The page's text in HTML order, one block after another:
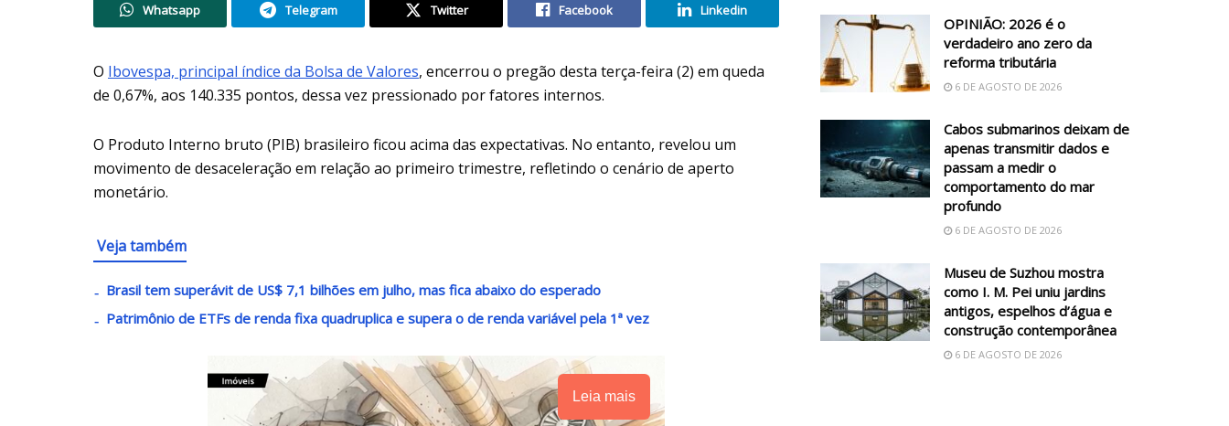
Whatsapp Telegram Twitter Facebook Linkedin
O Ibovespa, principal índice da Bolsa de Valores, encerrou o pregão desta terça-feira (2) em queda
de 0,67%, aos 140.335 pontos, dessa vez pressionado por fatores internos.
O Produto Interno bruto (PIB) brasileiro ficou acima das expectativas. No entanto, revelou um
movimento de desaceleração em relação ao primeiro trimestre, refletindo o cenário de aperto
monetário.
Veja também
Brasil tem superávit de US$ 7,1 bilhões em julho, mas fica abaixo do esperado
Patrimônio de ETFs de renda fixa quadruplica e supera o de renda variável pela 1ª vez
Leia mais
OPINIÃO: 2026 é o
verdadeiro ano zero da
reforma tributária
6 DE AGOSTO DE 2026
Cabos submarinos deixam de
apenas transmitir dados e
passam a medir o
comportamento do mar
profundo
6 DE AGOSTO DE 2026
Museu de Suzhou mostra
como I. M. Pei uniu jardins
antigos, espelhos d’água e
construção contemporânea
6 DE AGOSTO DE 2026